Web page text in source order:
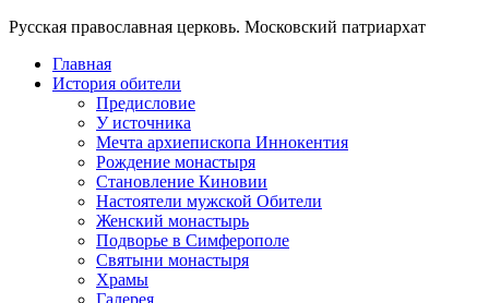
Русская православная церковь. Московский патриархат
Главная
История обители
Предисловие
У источника
Мечта архиепископа Иннокентия
Рождение монастыря
Становление Киновии
Настоятели мужской Обители
Женский монастырь
Подворье в Симферополе
Святыни монастыря
Храмы
Галерея